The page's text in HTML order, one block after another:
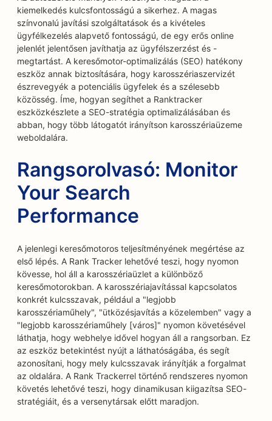
kiemelkedés kulcsfontosságú a sikerhez. A magas
színvonalú javítási szolgáltatások és a kivételes
ügyfélkezelés alapvető fontosságú, de egy erős online
jelenlét jelentősen javíthatja az ügyfélszerzést és -
megtartást. A keresőmotor-optimalizálás (SEO) hatékony
eszköz annak biztosítására, hogy karosszériaszervizét
észrevegyék a potenciális ügyfelek és a szélesebb
közösség. Íme, hogyan segíthet a Ranktracker
eszközkészlete a SEO-stratégia optimalizálásában és
abban, hogy több látogatót irányítson karosszériaüzeme
weboldalára.
Rangsorolvasó: Monitor
Your Search
Performance
A jelenlegi keresőmotoros teljesítményének megértése az
első lépés. A Rank Tracker lehetővé teszi, hogy nyomon
kövesse, hol áll a karosszériaüzlet a különböző
keresőmotorokban. A karosszériajavítással kapcsolatos
konkrét kulcsszavak, például a "legjobb
karosszériaműhely", "ütközésjavítás a közelemben" vagy a
"legjobb karosszériaműhely [város]" nyomon követésével
láthatja, hogy webhelye idővel hogyan áll a rangsorban. Ez
az eszköz betekintést nyújt a láthatóságába, és segít
azonosítani, hogy mely kulcsszavak irányítják a forgalmat
az oldalára. A Rank Trackerrel történő rendszeres nyomon
követés lehetővé teszi, hogy dinamikusan kiigazítsa SEO-
stratégiáit, és a versenytársak előtt maradjon.